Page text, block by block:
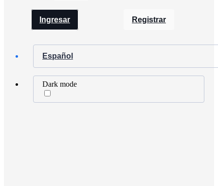
Ingresar Registrar
Español
Dark mode